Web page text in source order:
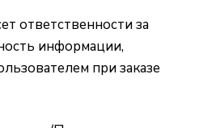
ответственности за
информации,
при заказе